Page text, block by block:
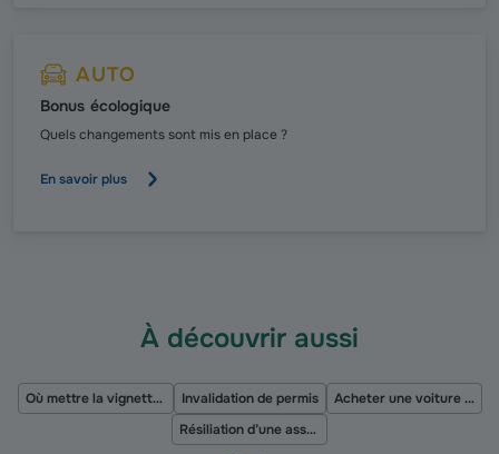
AUTO
Bonus écologique
Quels changements sont mis en place ?
En savoir plus
À découvrir aussi
Où mettre la vignette d'assurance moto ? Invalidation de permis
Acheter une voiture électrique
Résiliation d’une assurance moto